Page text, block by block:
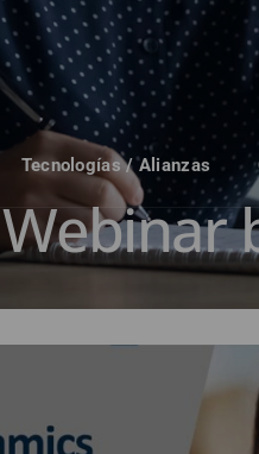
Tecnologías / Alianzas
Webinar